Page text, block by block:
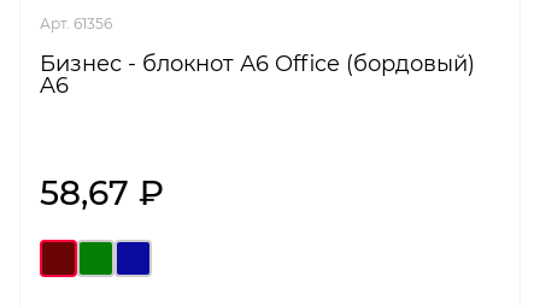
Арт. 61356
Бизнес - блокнот А6 Office (бордовый)
A6
58,67 ₽